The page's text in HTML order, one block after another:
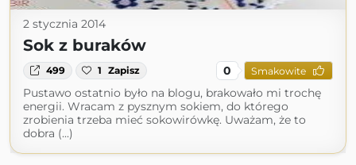
2 stycznia 2014
Sok z buraków
499 1 Zapisz 0 Smakowite
Pustawo ostatnio było na blogu, brakowało mi trochę
energii. Wracam z pysznym sokiem, do którego
zrobienia trzeba mieć sokowirówkę. Uważam, że to
dobra (...)